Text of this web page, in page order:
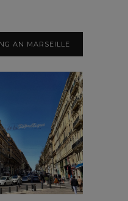
AN MARSEILLE